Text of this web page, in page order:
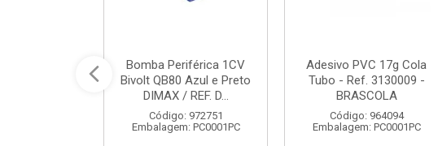
Bomba Periférica 1CV
Bivolt QB80 Azul e Preto
DIMAX / REF. D...
Código: 972751
Embalagem: PC0001PC
Adesivo PVC 17g Cola
Tubo - Ref. 3130009 -
BRASCOLA
Código: 964094
Embalagem: PC0001PC